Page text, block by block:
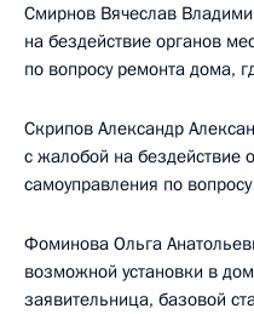
Смирнов Вячеслав
на бездействие органов
по вопросу ремонта дома,
Скрипов Александр
с жалобой на бездействие
самоуправления по
Фоминова Ольга
возможной установки в
заявительница, базовой